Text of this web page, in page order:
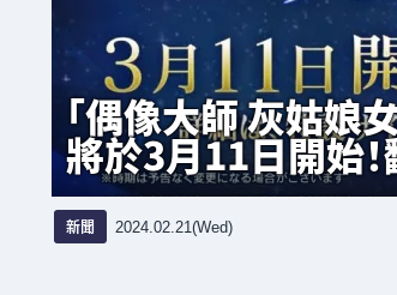
「偶像大師 灰姑娘
將於3月11日開始
新聞 2024.02.21(Wed)